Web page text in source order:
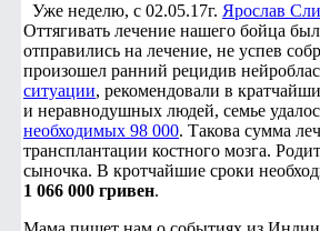
Уже неделю, с 02.05.17г. Ярослав
Оттягивать лечение нашего бойца
отправились на лечение, не успев
произошел ранний рецидив
ситуации, рекомендовали в
и неравнодушных людей, семье
необходимых 98 000. Такова сумма
трансплантации костного мозга.
сыночка. В кротчайшие сроки
1 066 000 гривен.